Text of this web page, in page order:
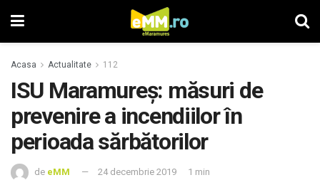
Acasa Actualitate 112
ISU Maramureş: măsuri de
prevenire a incendiilor în
perioada sărbătorilor
de eMM 24 decembrie 2019 1 min